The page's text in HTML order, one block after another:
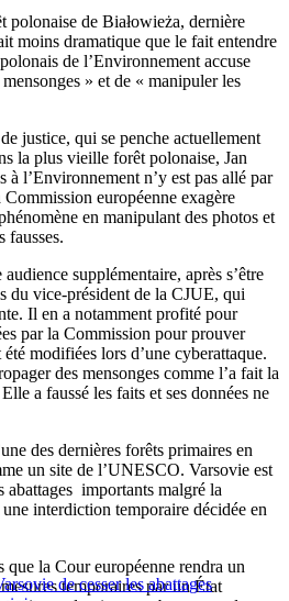
polonaise de Białowieża, dernière
moins dramatique que le fait entendre
de l’Environnement accuse
» et de « manipuler les
justice, qui se penche actuellement
la plus vieille forêt polonaise, Jan
l’Environnement n’y est pas allé par
européenne exagère
en manipulant des photos et
fausses.
supplémentaire, après s’être
du vice-président de la CJUE, qui
Il en a notamment profité pour
par la Commission pour prouver
modifiées lors d’une cyberattaque.
des mensonges comme l’a fait la
a faussé les faits et ses données ne
des dernières forêts primaires en
un site de l’UNESCO. Varsovie est
abattages importants malgré la
interdiction temporaire décidée en
de cesser les abattages
que la Cour européenne rendra un
temporaires par un État